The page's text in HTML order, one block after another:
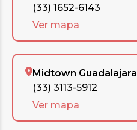
(33) 1652-6143
Ver mapa
Midtown Guadalajara
(33) 3113-5912
Ver mapa